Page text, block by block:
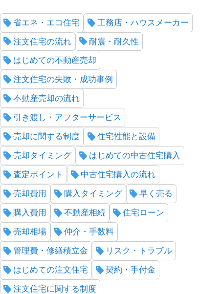
省エネ・エコ住宅 工務店・ハウスメーカー
注文住宅の流れ 耐震・耐久性
はじめての不動産売却
注文住宅の失敗・成功事例
不動産売却の流れ
引き渡し・アフターサービス
売却に関する制度 住宅性能と設備
売却タイミング はじめての中古住宅購入
査定ポイント 中古住宅購入の流れ
売却費用 購入タイミング 早く売る
購入費用 不動産相続 住宅ローン
売却相場 仲介・手数料
管理費・修繕積立金 リスク・トラブル
はじめての注文住宅 契約・手付金
注文住宅に関する制度